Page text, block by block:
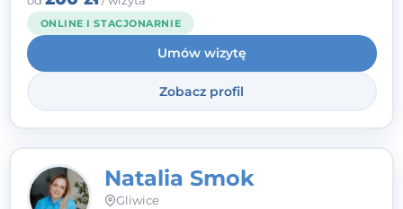
ONLINE I STACJONARNIE
Umów wizytę
Zobacz profil
Natalia Smok
Gliwice